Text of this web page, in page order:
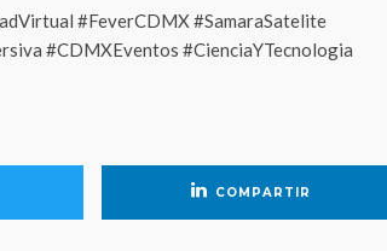
#FeverCDMX #SamaraSatelite
#CDMXEventos #CienciaYTecnologia
COMPARTIR